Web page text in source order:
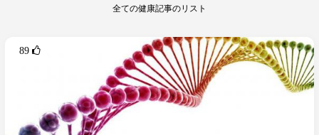
全ての健康記事のリスト
89 